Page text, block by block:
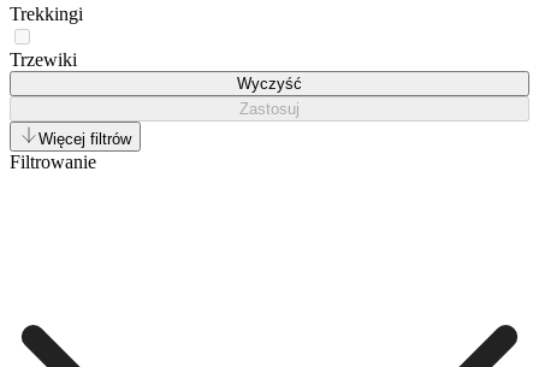
Trekkingi
Trzewiki
Wyczyść
Zastosuj
Więcej filtrów
Filtrowanie